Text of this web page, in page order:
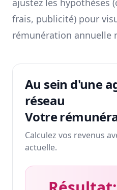
ajustez les hypothèses
frais, publicité) pour
rémunération annuelle
Au sein d'une
réseau
Votre
Calculez vos revenus
actuelle.